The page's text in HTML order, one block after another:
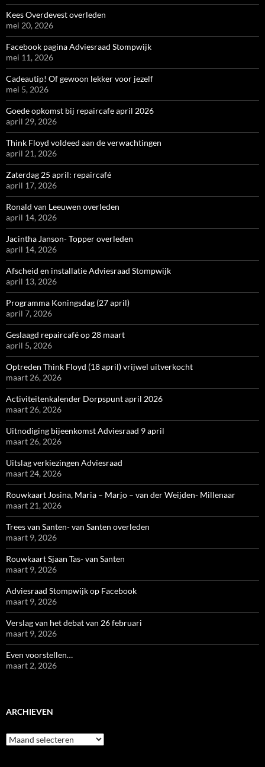
Kees Overdevest overleden
mei 20, 2026
Facebook pagina Adviesraad Stompwijk
mei 11, 2026
Cadeautip! Of gewoon lekker voor jezelf
mei 5, 2026
Goede opkomst bij repaircafe april 2026
april 29, 2026
Think Floyd voldeed aan de verwachtingen
april 21, 2026
Zaterdag 25 april: repaircafé
april 17, 2026
Ronald van Leeuwen overleden
april 14, 2026
Jacintha Janson- Topper overleden
april 14, 2026
Afscheid en installatie Adviesraad Stompwijk
april 13, 2026
Programma Koningsdag (27 april)
april 7, 2026
Geslaagd repaircafé op 28 maart
april 5, 2026
Optreden Think Floyd (18 april) vrijwel uitverkocht
maart 26, 2026
Activiteitenkalender Dorpspunt april 2026
maart 26, 2026
Uitnodiging bijeenkomst Adviesraad 9 april
maart 26, 2026
Uitslag verkiezingen Adviesraad
maart 24, 2026
Rouwkaart Josina, Maria – Marjo – van der Weijden- Millenaar
maart 21, 2026
Trees van Santen- van Santen overleden
maart 9, 2026
Rouwkaart Sjaan Tas- van Santen
maart 9, 2026
Adviesraad Stompwijk op Facebook
maart 9, 2026
Verslag van het debat van 26 februari
maart 9, 2026
Even voorstellen…
maart 2, 2026
ARCHIEVEN
Archieven